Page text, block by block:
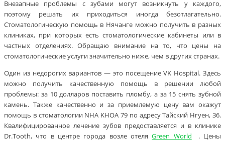
Внезапные проблемы с зубами могут возникнуть у каждого,
поэтому решать их приходиться иногда безотлагательно.
Стоматологическую помощь в Нячанге можно получить в разных
клиниках, при которых есть стоматологические кабинеты или в
частных отделениях. Обращаю внимание на то, что цены на
стоматологические услуги значительно ниже, чем в других странах.
Один из недорогих вариантов — это посещение VK Hospital. Здесь
можно получить качественную помощь в решении любой
проблемы: за 10 долларов поставить пломбу, а за 15 снять зубной
камень. Также качественно и за приемлемую цену вам окажут
помощь в стоматологии NHA KHOA 79 по адресу Тайский Нгуен, 36.
Квалифицированное лечение зубов предоставляется и в клинике
Dr.Tooth, что в центре города возле отеляGreen World
. Цены